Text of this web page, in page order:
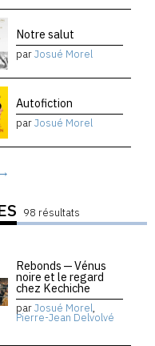
Notre salut
parJosué Morel
Autofiction
parJosué Morel
→
98 résultats
Rebonds — Vénus
noire et le regard
chez Kechiche
parJosué Morel,
Pierre-Jean Delvolvé